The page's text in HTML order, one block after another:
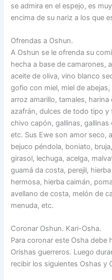
se admira en el espejo, es
encima de su nariz a los que
Ofrendas a Oshun.
A Oshun se le ofrenda su
hecha a base de camarones,
aceite de oliva, vino blanco
gofio con miel, miel de
arroz amarillo, tamales,
azafrán, dulces de todo tipo y
chivo capón, gallinas,
etc. Sus Ewe son amor seco,
bejuco péndola, boniato,
girasol, lechuga, acelga,
guamá da costa, perejil,
hermosa, hierba caimán,
avellano de costa, melón de
menuda, etc.
Coronar Oshun. Kari-Osha.
Para coronar este Osha debe
Orishas guerreros. Luego
recibir los siguientes Oshas y